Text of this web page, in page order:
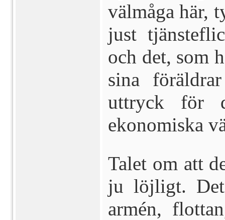
välmåga här,
just
och det, som
sina
uttryck för
ekonomiska
Talet om att
ju löjligt.
armén,